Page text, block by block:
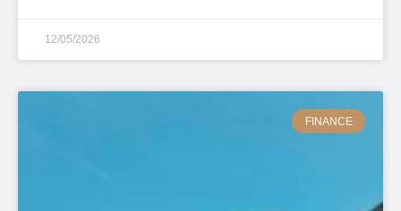
12/05/2026
FINANCE